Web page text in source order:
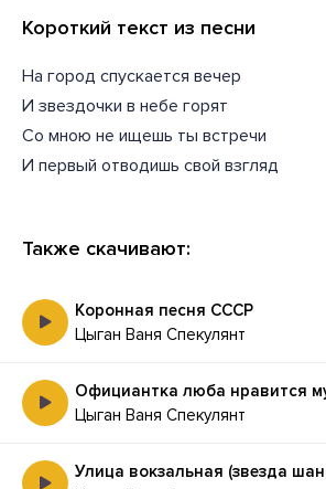
Короткий текст из песни
На город спускается вечер
И звездочки в небе горят
Со мною не ищешь ты встречи
И первый отводишь свой взгляд
Также скачивают:
Коронная песня СССР
Цыган Ваня Спекулянт
Цыган Ваня Спекулянт